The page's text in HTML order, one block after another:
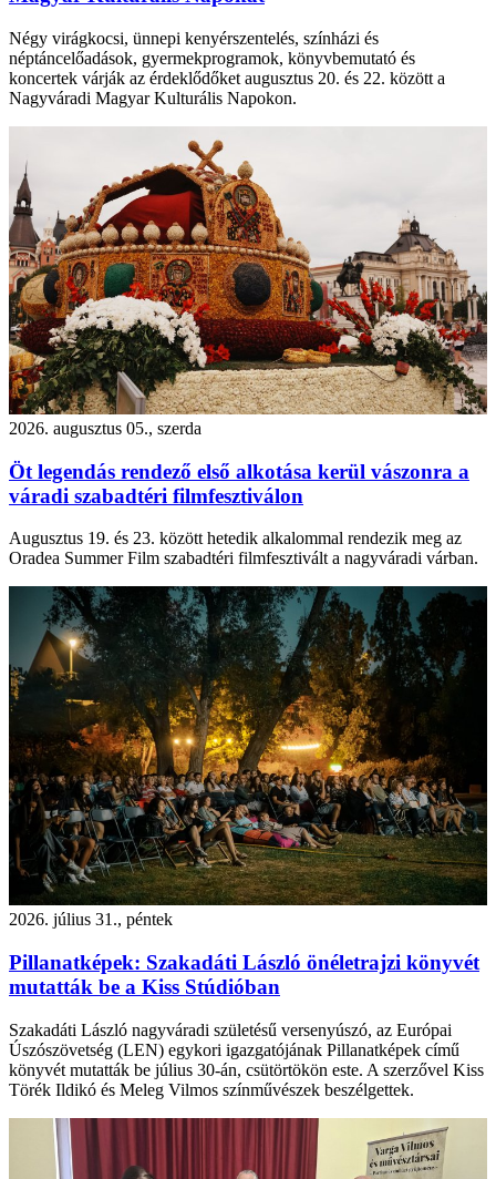
Négy virágkocsi, ünnepi kenyérszentelés, színházi és
néptáncelőadások, gyermekprogramok, könyvbemutató és
koncertek várják az érdeklődőket augusztus 20. és 22. között a
Nagyváradi Magyar Kulturális Napokon.
2026. augusztus 05., szerda
Öt legendás rendező első alkotása kerül vászonra a
váradi szabadtéri filmfesztiválon
Augusztus 19. és 23. között hetedik alkalommal rendezik meg az
Oradea Summer Film szabadtéri filmfesztivált a nagyváradi várban.
2026. július 31., péntek
Pillanatképek: Szakadáti László önéletrajzi könyvét
mutatták be a Kiss Stúdióban
Szakadáti László nagyváradi születésű versenyúszó, az Európai
Úszószövetség (LEN) egykori igazgatójának Pillanatképek című
könyvét mutatták be július 30-án, csütörtökön este. A szerzővel Kiss
Törék Ildikó és Meleg Vilmos színművészek beszélgettek.